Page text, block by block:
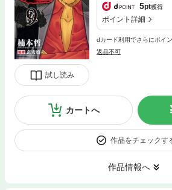
試し読み
5pt獲得
ポイント詳細
dカード利用でさらにポイ
返品不可
カートへ
作品をチェックす
作品情報へ